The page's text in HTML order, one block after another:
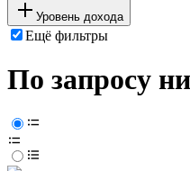
Уровень дохода
Ещё фильтры
По запросу